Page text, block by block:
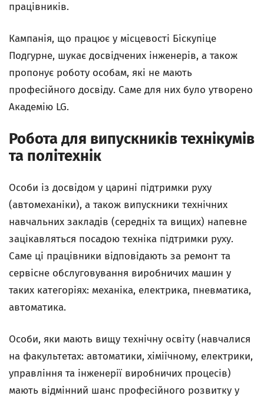
працівників.
Кампанія, що працює у місцевості Біскупіце
Подгурне, шукає досвідчених інженерів, а також
пропонує роботу особам, які не мають
професійного досвіду. Саме для них було утворено
Академію LG.
Робота для випускників технікумів
та політехнік
Особи із досвідом у царині підтримки руху
(автомеханіки), а також випускники технічних
навчальних закладів (середніх та вищих) напевне
зацікавляться посадою техніка підтримки руху.
Саме ці працівники відповідають за ремонт та
сервісне обслуговування виробничих машин у
таких категоріях: механіка, електрика, пневматика,
автоматика.
Особи, яки мають вищу технічну освіту (навчалися
на факультетах: автоматики, хіміічному, електрики,
управління та інженерії виробничих процесів)
мають відмінний шанс професійного розвитку у